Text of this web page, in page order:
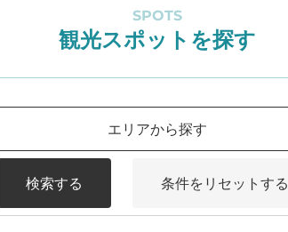
SPOTS
観光スポットを探す
エリアから探す
検索する 条件をリセットする